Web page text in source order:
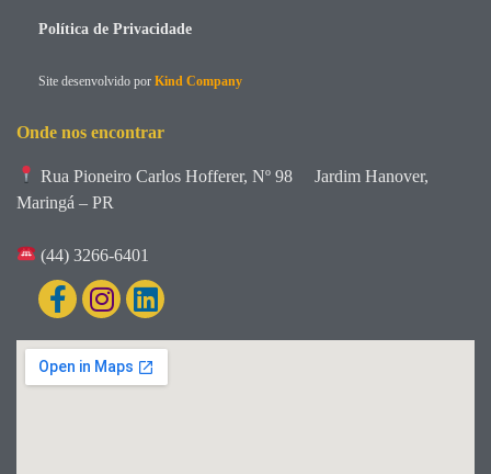
Política de Privacidade
Site desenvolvido por Kind Company
Onde nos encontrar
Rua Pioneiro Carlos Hofferer, Nº 98
Jardim Hanover,
Maringá – PR
(44) 3266-6401